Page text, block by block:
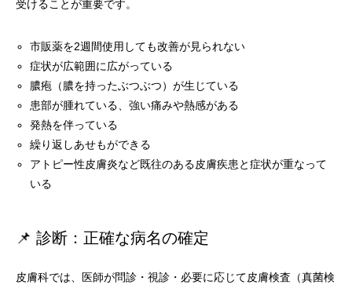
受けることが重要です。
市販薬を2週間使用しても改善が見られない
症状が広範囲に広がっている
膿疱（膿を持ったぶつぶつ）が生じている
患部が腫れている、強い痛みや熱感がある
発熱を伴っている
繰り返しあせもができる
アトピー性皮膚炎など既往のある皮膚疾患と症状が重なって
いる
📌 診断：正確な病名の確定
皮膚科では、医師が問診・視診・必要に応じて皮膚検査（真菌検